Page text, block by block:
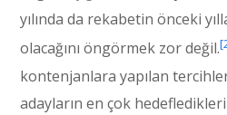
yılında da rekabetin önceki
olacağını öngörmek zor değil.
kontenjanlara yapılan
adayların en çok